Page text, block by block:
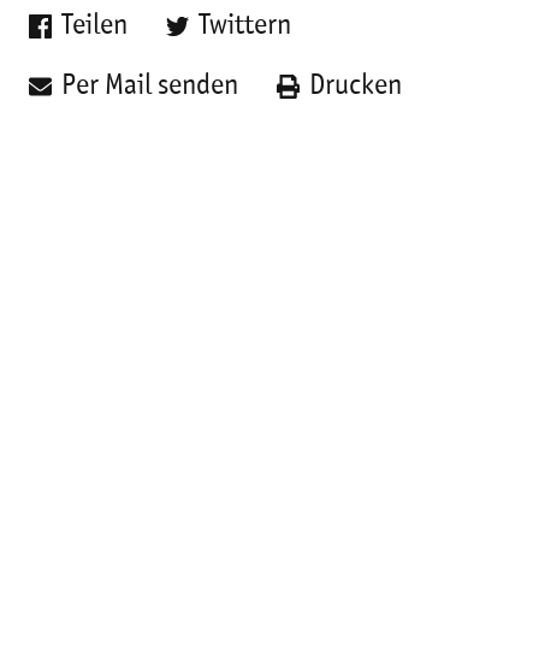
Teilen Twittern
Per Mail senden Drucken